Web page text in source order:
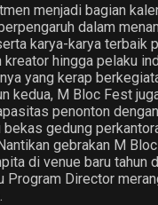
menjadi bagian
dalam
karya-karya terbaik
kreator hingga pelaku
yang kerap
kedua, M Bloc Fest
penonton
gedung
gebrakan M
di venue baru tahun
Program Director